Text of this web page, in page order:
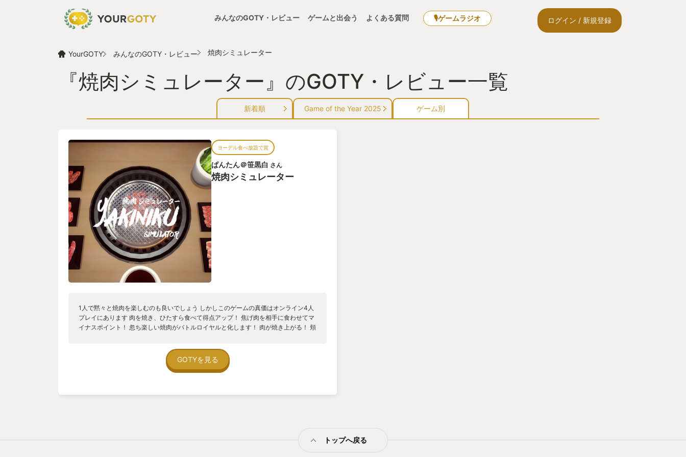
みんなのGOTY・レビュー ゲームと出会う よくある質問 🎙ゲームラジオ ログイン / 新規登録
YourGOTY みんなのGOTY・レビュー 焼肉シミュレーター
『焼肉シミュレーター』のGOTY・レビュー一覧
新着順 Game of the Year 2025 ゲーム別
ヨーデル食べ放題で賞
ぱんたん＠笹黒白 さん
焼肉シミュレーター
1人で黙々と焼肉を楽しむのも良いでしょう しかしこのゲームの真価はオンライン4人
プレイにあります 肉を焼き、ひたすら食べて得点アップ！ 焦げ肉を相手に食わせてマ
イナスポイント！ 忽ち楽しい焼肉がバトルロイヤルと化します！ 肉が焼き上がる！ 頬
ルも必要である 子プレーヤー達が、如何に肉を上手く焼き、 最高のタイミングで親プ
レーヤーに食べさせ高得点を競う 接待焼肉 2VS2のチームに分かれて得点を競う 焼肉
￥290になっていた洒落も効いている！（Steam版） Steam版とswitch版のクロスプ
GOTYを見る
トップへ戻る